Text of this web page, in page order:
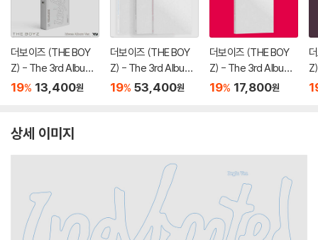
더보이즈 (THE BOY
Z) - The 3rd Album
'Unexpected' [kiwe
19% 13,400원
더보이즈 (THE BOY
Z) - The 3rd Album
'Unexpected' (Phot
19% 53,400원
더보이즈 (THE BOY
Z) - The 3rd Album
'Unexpected' (Phot
19% 17,800원
상세 이미지